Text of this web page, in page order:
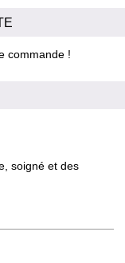
soigné et des